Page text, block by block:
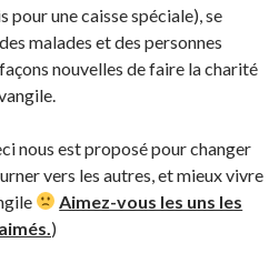
pour une caisse spéciale), se
malades et des personnes
nouvelles de faire la charité
nous est proposé pour changer
vers les autres, et mieux vivre
Aimez-vous les uns les
)